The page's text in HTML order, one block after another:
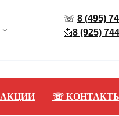
☏ 8 (495)
📩8 (925)
АКЦИИ ☏